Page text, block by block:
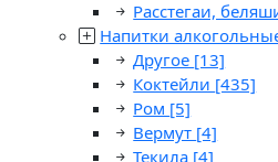
Расстегаи,
Напитки
Другое [13]
Коктейли [435]
Ром [5]
Вермут [4]
Текила [4]